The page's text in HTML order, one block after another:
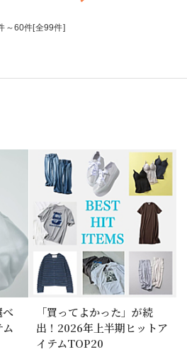
～60件[全99件]
べ
「買ってよかった」が続
出！2026年上半期ヒットア
イテムTOP20